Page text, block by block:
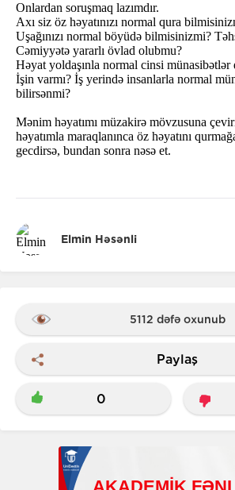
Onlardan soruşmaq lazımdır.
Axı siz öz həyatınızı normal qura
Uşağınızı normal böyüdə bilmisinizmi?
Cəmiyyətə yararlı övlad olubmu?
Həyat yoldaşınla normal cinsi
İşin varmı? İş yerində insanlarla normal
bilirsənmi?
Mənim həyatımı müzakirə mövzusuna
həyatımla maraqlanınca öz həyatını
gecdirsə, bundan sonra nəsə et.
Elmin Həsənli
5112 dəfə oxunub
Paylaş
0